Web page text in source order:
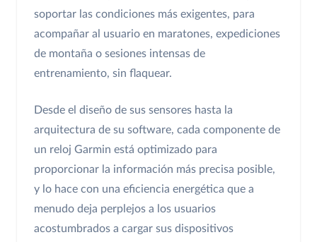
soportar las condiciones más exigentes, para
acompañar al usuario en maratones, expediciones
de montaña o sesiones intensas de
entrenamiento, sin flaquear.
Desde el diseño de sus sensores hasta la
arquitectura de su software, cada componente de
un reloj Garmin está optimizado para
proporcionar la información más precisa posible,
y lo hace con una eficiencia energética que a
menudo deja perplejos a los usuarios
acostumbrados a cargar sus dispositivos